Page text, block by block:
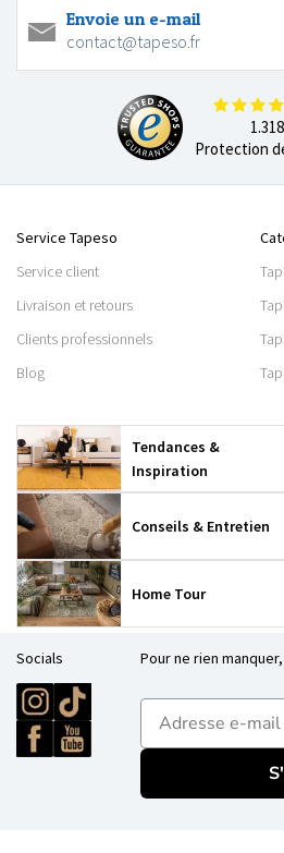
Envoie un e-mail
contact@tapeso.fr
Protection
Service Tapeso
Service client
Livraison et retours
Clients professionnels
Blog
Tendances &
Inspiration
Conseils & Entretien
Home Tour
Socials Pour ne rien
E-mailadres